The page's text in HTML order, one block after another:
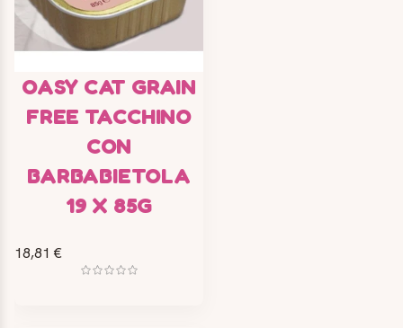
OASY CAT GRAIN
FREE TACCHINO
CON
BARBABIETOLA
19 X 85G
18,81 €